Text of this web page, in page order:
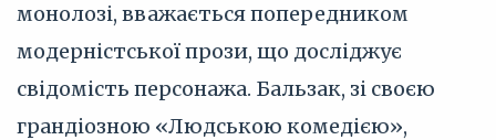
монолозі, вважається попередником
модерністської прози, що досліджує
свідомість персонажа. Бальзак, зі своєю
грандіозною «Людською комедією»,